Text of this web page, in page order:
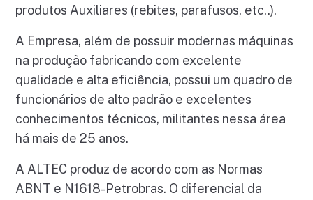
produtos Auxiliares (rebites, parafusos, etc..).
A Empresa, além de possuir modernas máquinas
na produção fabricando com excelente
qualidade e alta eficiência, possui um quadro de
funcionários de alto padrão e excelentes
conhecimentos técnicos, militantes nessa área
há mais de 25 anos.
A ALTEC produz de acordo com as Normas
ABNT e N1618-Petrobras. O diferencial da